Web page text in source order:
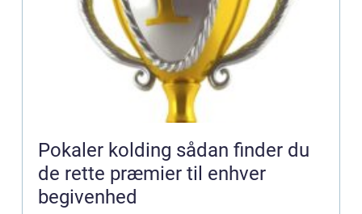
Pokaler kolding sådan finder du
de rette præmier til enhver
begivenhed